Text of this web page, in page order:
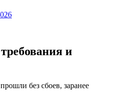
и
без сбоев, заранее